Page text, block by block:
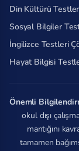
Din Kültürü
Sosyal Bilgiler
İngilizce Testleri
Hayat Bilgisi
Önemli
okul dışı
mantığını
tamamen